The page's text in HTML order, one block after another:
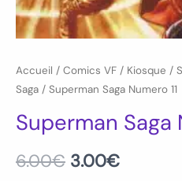
Accueil / Comics VF / Kiosque /
Saga / Superman Saga Numero 11
Superman Saga
6.00€ 3.00€